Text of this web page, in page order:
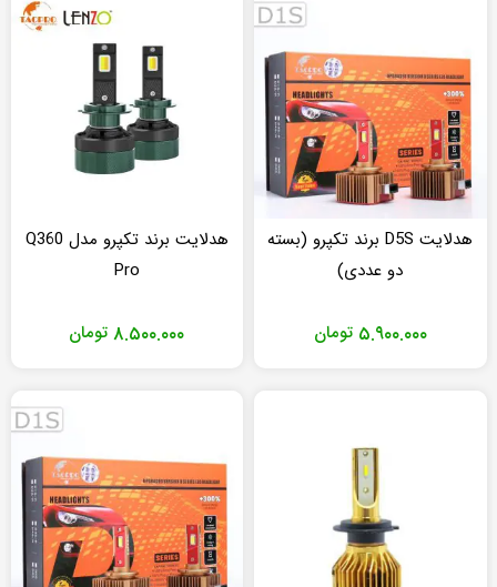
تا
هدلایت D5S برند تکپرو (بسته
دو عددی)
تومان ۵.۹۰۰.۰۰۰
هدلایت برند تکپرو مدل Q360
Pro
تومان ۸.۵۰۰.۰۰۰